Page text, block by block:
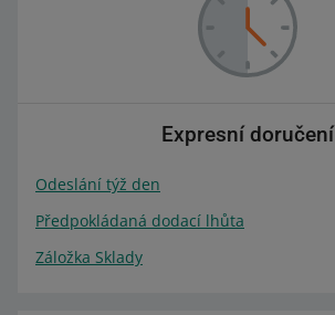
Expresní doručení
Odeslání týž den
Předpokládaná dodací lhůta
Záložka Sklady